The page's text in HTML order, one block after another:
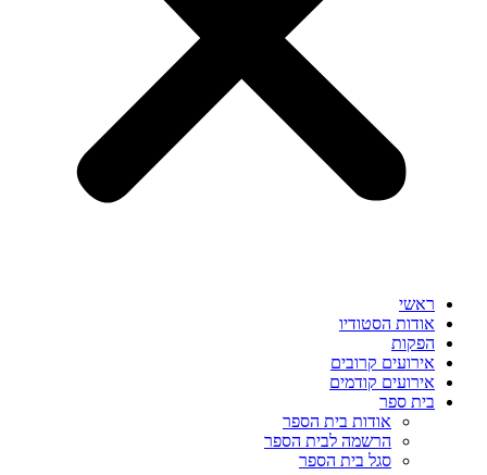
ראשי
אודות הסטודיו
הפקות
אירועים קרובים
אירועים קודמים
בית ספר
אודות בית הספר
הרשמה לבית הספר
סגל בית הספר